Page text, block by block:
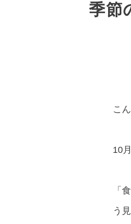
季節
こ
10
「
う